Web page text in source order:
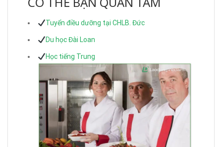
Tuyển điều dưỡng tại CHLB. Đức
Du học Đài Loan
Học tiếng Trung